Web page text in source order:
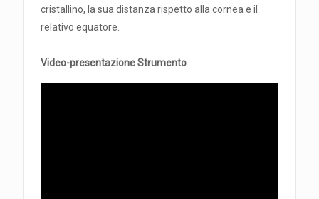
cristallino, la sua distanza rispetto alla cornea e il
relativo equatore.
Video-presentazione Strumento